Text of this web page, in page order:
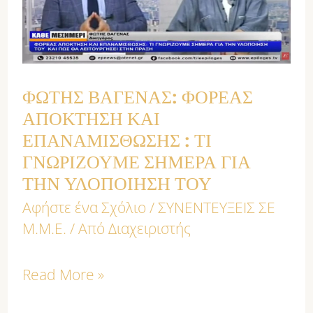
ΦΩΤΗΣ ΒΑΓΕΝΑΣ: ΦΟΡΕΑΣ
ΑΠΟΚΤΗΣΗ ΚΑΙ
ΕΠΑΝΑΜΙΣΘΩΣΗΣ : ΤΙ
ΓΝΩΡΙΖΟΥΜΕ ΣΗΜΕΡΑ ΓΙΑ
ΤΗΝ ΥΛΟΠΟΙΗΣΗ ΤΟΥ
Αφήστε ένα Σχόλιο /ΣΥΝΕΝΤΕΥΞΕΙΣ ΣΕ
Μ.Μ.Ε. / ΑπόΔιαχειριστής
ΑΠΟΚΤΗΣΗ
ΚΑΙ
ΕΠΑΝΑΜΙΣΘΩΣΗΣ
ΤΙ
ΓΝΩΡΙΖΟΥΜΕ
ΣΗΜΕΡΑ
ΓΙΑ
ΤΗΝ
ΤΟΥ
Read More »